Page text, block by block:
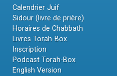
Calendrier Juif
Sidour (livre de prière)
Horaires de Chabbath
Livres Torah-Box
Inscription
Podcast Torah-Box
English Version